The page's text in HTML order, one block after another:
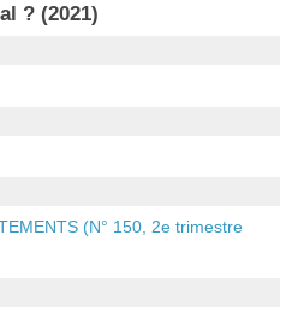
? (2021)
(N° 150, 2e trimestre